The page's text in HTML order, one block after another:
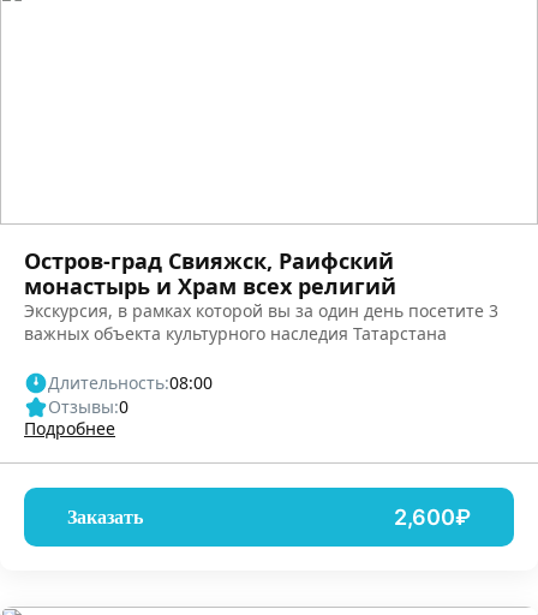
Остров-град Свияжск, Раифский
монастырь и Храм всех религий
Экскурсия, в рамках которой вы за один день посетите 3
важных объекта культурного наследия Татарстана
Длительность:08:00
Отзывы:0
Подробнее
Заказать 2,600₽